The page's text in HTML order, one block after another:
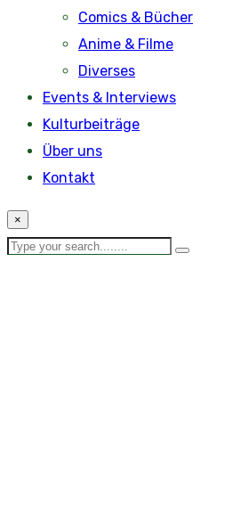
Comics & Bücher
Anime & Filme
Diverses
Events & Interviews
Kulturbeiträge
Über uns
Kontakt
×